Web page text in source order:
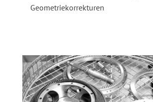
Geometriekorrekturen